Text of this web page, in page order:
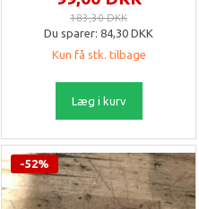
183,30 DKK
Du sparer: 84,30 DKK
Kun få stk. tilbage
Læg i kurv
-52%